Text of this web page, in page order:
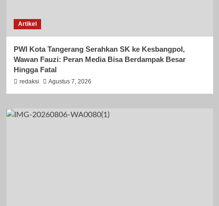
Artikel
PWI Kota Tangerang Serahkan SK ke Kesbangpol,
Wawan Fauzi: Peran Media Bisa Berdampak Besar
Hingga Fatal
redaksi Agustus 7, 2026